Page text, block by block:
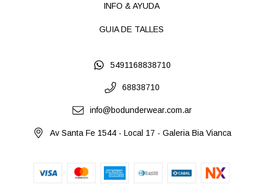
INFO & AYUDA
GUIA DE TALLES
5491168838710
68838710
info@bodunderwear.com.ar
Av Santa Fe 1544 - Local 17 - Galeria Bia Vianca